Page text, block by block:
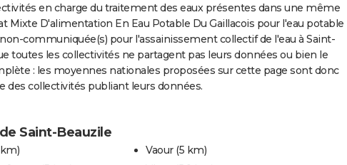
en charge du traitement des eaux présentes dans une même
Mixte D'alimentation En Eau Potable Du Gaillacois pour l'eau potable
communiquée(s) pour l'assainissement collectif de l'eau à Saint-
toutes les collectivités ne partagent pas leurs données ou bien le
: les moyennes nationales proposées sur cette page sont donc
des collectivités publiant leurs données.
Saint-Beauzile
km)
Vaour (5 km)